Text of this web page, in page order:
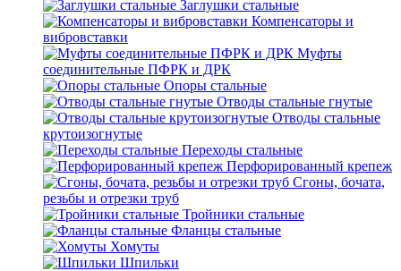
Заглушки стальные
Компенсаторы и
вибровставки
Муфты
соединительные ПФРК и ДРК
Опоры стальные
Отводы стальные гнутые
Отводы стальные
крутоизогнутые
Переходы стальные
Перфорированный крепеж
Сгоны, бочата,
резьбы и отрезки труб
Тройники стальные
Фланцы стальные
Хомуты
Шпильки